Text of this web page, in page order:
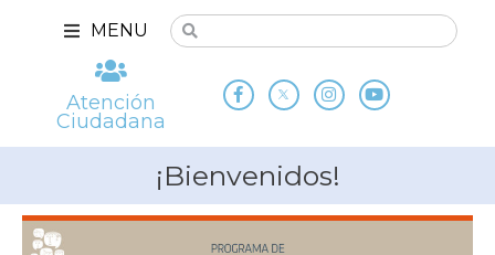
MENU
Atención
Ciudadana
¡Bienvenidos!